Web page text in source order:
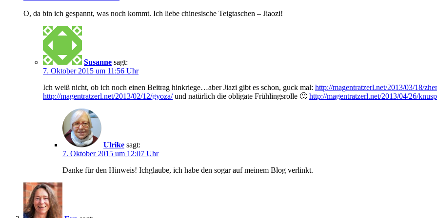
O, da bin ich gespannt, was noch kommt. Ich liebe chinesische Teigtaschen – Jiaozi!
Susanne sagt:
7. Oktober 2015 um 11:56 Uhr
Ich weiß nicht, ob ich noch einen Beitrag hinkriege…aber Jiazi gibt es schon, guck mal: http://magentratzerl.net/2013/03/18/
http://magentratzerl.net/2013/02/12/gyoza/und natürlich die obligate Frühlingsrolle 🙂 http://magentratzerl.net/2013/04/26/
Ulrike sagt:
7. Oktober 2015 um 12:07 Uhr
Danke für den Hinweis! Ichglaube, ich habe den sogar auf meinem Blog verlinkt.